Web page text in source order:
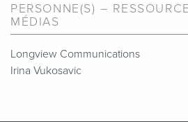
PERSONNE(S) –
MÉDIAS
Longview Communications
Irina Vukosavic